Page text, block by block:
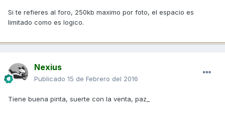
Si te refieres al foro, 250kb maximo por foto, el espacio es
limitado como es logico.
Nexius
Publicado 15 de Febrero del 2016
Tiene buena pinta, suerte con la venta, paz_